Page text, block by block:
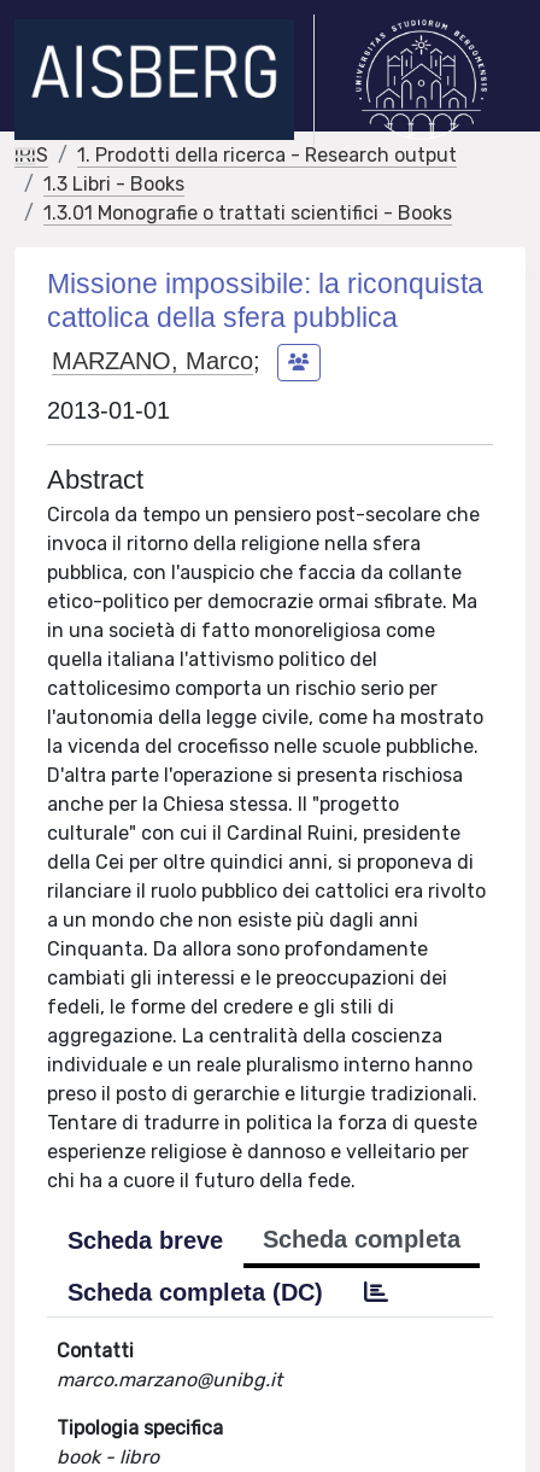
IRIS
1. Prodotti della ricerca - Research output
1.3 Libri - Books
1.3.01 Monografie o trattati scientifici - Books
Missione impossibile: la riconquista
cattolica della sfera pubblica
MARZANO, Marco;
2013-01-01
Abstract
Circola da tempo un pensiero post-secolare che
invoca il ritorno della religione nella sfera
pubblica, con l'auspicio che faccia da collante
etico-politico per democrazie ormai sfibrate. Ma
in una società di fatto monoreligiosa come
quella italiana l'attivismo politico del
cattolicesimo comporta un rischio serio per
l'autonomia della legge civile, come ha mostrato
la vicenda del crocefisso nelle scuole pubbliche.
D'altra parte l'operazione si presenta rischiosa
anche per la Chiesa stessa. Il "progetto
culturale" con cui il Cardinal Ruini, presidente
della Cei per oltre quindici anni, si proponeva di
rilanciare il ruolo pubblico dei cattolici era rivolto
a un mondo che non esiste più dagli anni
Cinquanta. Da allora sono profondamente
cambiati gli interessi e le preoccupazioni dei
fedeli, le forme del credere e gli stili di
aggregazione. La centralità della coscienza
individuale e un reale pluralismo interno hanno
preso il posto di gerarchie e liturgie tradizionali.
Tentare di tradurre in politica la forza di queste
esperienze religiose è dannoso e velleitario per
chi ha a cuore il futuro della fede.
Scheda breve
Scheda completa
Scheda completa (DC)
Contatti
marco.marzano@unibg.it
Tipologia specifica
book - libro